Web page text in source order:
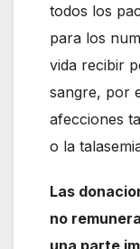
todos los
para los
vida recibir
sangre, por
afecciones
o la
Las
no